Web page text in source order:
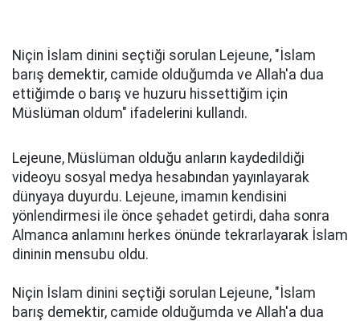
Niçin İslam dinini seçtiği sorulan Lejeune​, "İslam
barış demektir, camide olduğumda ve Allah'a dua
ettiğimde o barış ve huzuru hissettiğim için
Müslüman oldum" ifadelerini kullandı.
Lejeune, Müslüman olduğu anların kaydedildiği
videoyu sosyal medya hesabından yayınlayarak
dünyaya duyurdu. Lejeune, imamın kendisini
yönlendirmesi ile önce şehadet getirdi, daha sonra
Almanca anlamını herkes önünde tekrarlayarak İslam
dininin mensubu oldu.
Niçin İslam dinini seçtiği sorulan Lejeune, "İslam
barış demektir, camide olduğumda ve Allah'a dua